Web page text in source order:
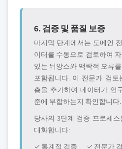
6. 검증 및 품질 보증
마지막 단계에서는 도메인
이터를 수동으로 검토하여
있는 뉘앙스와 맥락적 오류
포함됩니다. 이 전문가 검
층을 추가하여 데이터가 연
준에 부합하는지 확인합니다.
당사의 3단계 검증 프로세
대화합니다:
✓ 통계적 검증
✓ 전문가